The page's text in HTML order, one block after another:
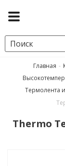
Главная -
Термолента
Thermo